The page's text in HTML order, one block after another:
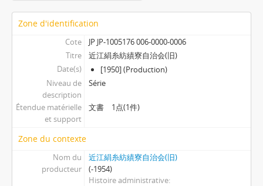
Zone d'identification
Cote
JP JP-1005176 006-0000-0006
Titre
近江絹糸紡績寮自治会(旧)
Date(s)
[1950] (Production)
Niveau de
description
Série
Étendue matérielle
et support
文書 1点(1件)
Zone du contexte
Nom du
producteur
近江絹糸紡績寮自治会(旧)
(-1954)
Histoire administrative